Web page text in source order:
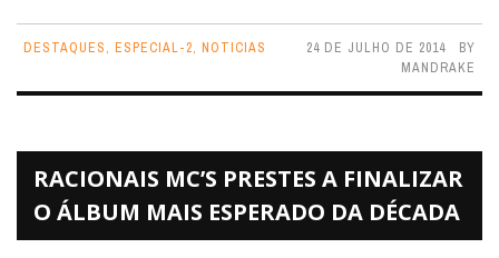
DESTAQUES, ESPECIAL-2, NOTICIAS 24 DE JULHO DE 2014
BY
MANDRAKE
RACIONAIS MC’S PRESTES A FINALIZAR
O ÁLBUM MAIS ESPERADO DA DÉCADA